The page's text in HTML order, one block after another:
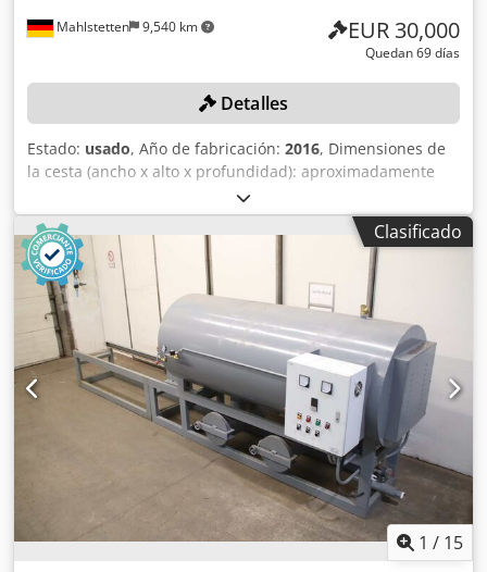
Mahlstetten 9,540 km EUR 30,000
Quedan 69 días
Detalles
Estado: usado, Año de fabricación: 2016, Dimensiones de
la cesta (ancho x alto x profundidad): aproximadamente
480 x 400 x 200 mm, peso: 3900 kg, potencia: 55 kW, 1
transportador de rodillos eléctrico, aproximadamente 9
metros de longitud, con control Siemens Simatic HMI.
Csdpfezqy Sfox Alferf
Clasificado
1 / 15